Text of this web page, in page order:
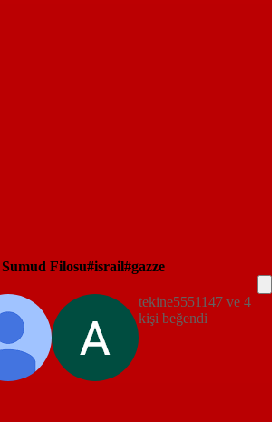
Filosu israil gazze
tekine5551147 ve 4
kişi beğendi